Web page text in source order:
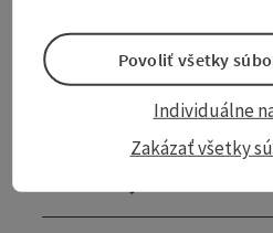
Tour and route
Zakázať všetky
Individuálne
Povoliť všetky